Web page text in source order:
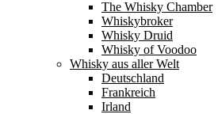
The Whisky Chamber
Whiskybroker
Whisky Druid
Whisky of Voodoo
Whisky aus aller Welt
Deutschland
Frankreich
Irland